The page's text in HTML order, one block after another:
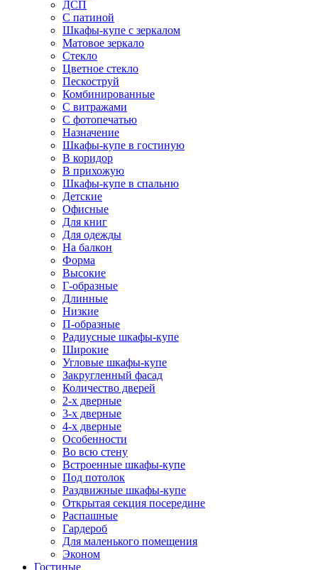
ДСП
С патиной
Шкафы-купе с зеркалом
Матовое зеркало
Стекло
Цветное стекло
Пескоструй
Комбинированные
С витражами
С фотопечатью
Назначение
Шкафы-купе в гостиную
В коридор
В прихожую
Шкафы-купе в спальню
Детские
Офисные
Для книг
Для одежды
На балкон
Форма
Высокие
Г-образные
Длинные
Низкие
П-образные
Радиусные шкафы-купе
Широкие
Угловые шкафы-купе
Закругленный фасад
Количество дверей
2-х дверные
3-х дверные
4-х дверные
Особенности
Во всю стену
Встроенные шкафы-купе
Под потолок
Раздвижные шкафы-купе
Открытая секция посередине
Распашные
Гардероб
Для маленького помещения
Эконом
Гостиные